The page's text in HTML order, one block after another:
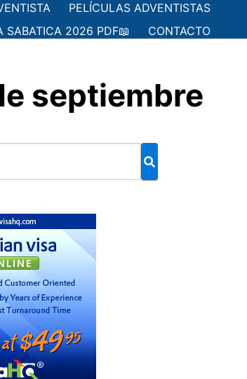
PELÍCULAS ADVENTISTAS
SABATICA 2026 PDF📖 CONTACTO
septiembre